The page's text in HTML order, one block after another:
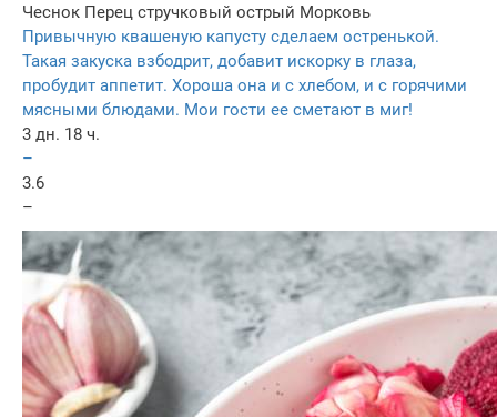
Чеснок Перец стручковый острый Морковь
Привычную квашеную капусту сделаем остренькой.
Такая закуска взбодрит, добавит искорку в глаза,
пробудит аппетит. Хороша она и с хлебом, и с горячими
мясными блюдами. Мои гости ее сметают в миг!
3 дн. 18 ч.
–
3.6
–